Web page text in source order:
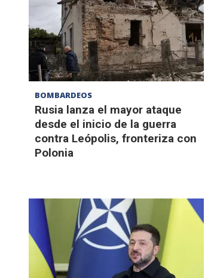
BOMBARDEOS
Rusia lanza el mayor ataque
desde el inicio de la guerra
contra Leópolis, fronteriza con
Polonia